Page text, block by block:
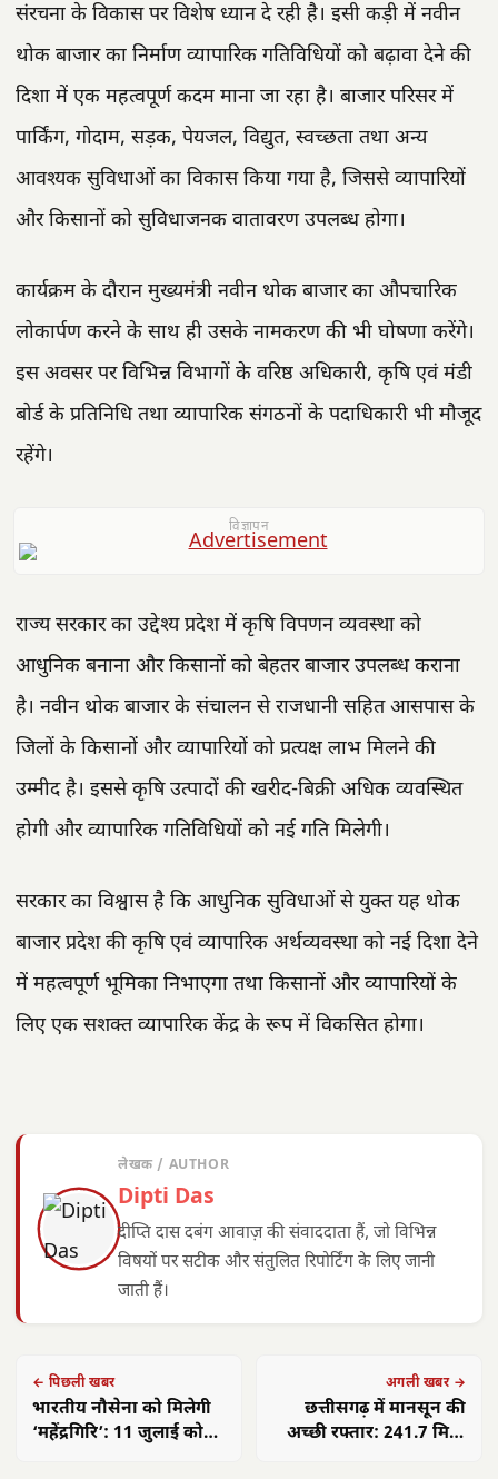
संरचना के विकास पर विशेष ध्यान दे रही है। इसी कड़ी में नवीन
थोक बाजार का निर्माण व्यापारिक गतिविधियों को बढ़ावा देने की
दिशा में एक महत्वपूर्ण कदम माना जा रहा है। बाजार परिसर में
पार्किंग, गोदाम, सड़क, पेयजल, विद्युत, स्वच्छता तथा अन्य
आवश्यक सुविधाओं का विकास किया गया है, जिससे व्यापारियों
और किसानों को सुविधाजनक वातावरण उपलब्ध होगा।
कार्यक्रम के दौरान मुख्यमंत्री नवीन थोक बाजार का औपचारिक
लोकार्पण करने के साथ ही उसके नामकरण की भी घोषणा करेंगे।
इस अवसर पर विभिन्न विभागों के वरिष्ठ अधिकारी, कृषि एवं मंडी
बोर्ड के प्रतिनिधि तथा व्यापारिक संगठनों के पदाधिकारी भी मौजूद
रहेंगे।
विज्ञापन
राज्य सरकार का उद्देश्य प्रदेश में कृषि विपणन व्यवस्था को
आधुनिक बनाना और किसानों को बेहतर बाजार उपलब्ध कराना
है। नवीन थोक बाजार के संचालन से राजधानी सहित आसपास के
जिलों के किसानों और व्यापारियों को प्रत्यक्ष लाभ मिलने की
उम्मीद है। इससे कृषि उत्पादों की खरीद-बिक्री अधिक व्यवस्थित
होगी और व्यापारिक गतिविधियों को नई गति मिलेगी।
सरकार का विश्वास है कि आधुनिक सुविधाओं से युक्त यह थोक
बाजार प्रदेश की कृषि एवं व्यापारिक अर्थव्यवस्था को नई दिशा देने
में महत्वपूर्ण भूमिका निभाएगा तथा किसानों और व्यापारियों के
लिए एक सशक्त व्यापारिक केंद्र के रूप में विकसित होगा।
लेखक / AUTHOR
Dipti Das
दीप्ति दास दबंग आवाज़ की संवाददाता हैं, जो विभिन्न
विषयों पर सटीक और संतुलित रिपोर्टिंग के लिए जानी
जाती हैं।
← पिछली खबर
भारतीय नौसेना को मिलेगी
‘महेंद्रगिरि’: 11 जुलाई को
अगली खबर →
छत्तीसगढ़ में मानसून की
अच्छी रफ्तार: 241.7 मिमी